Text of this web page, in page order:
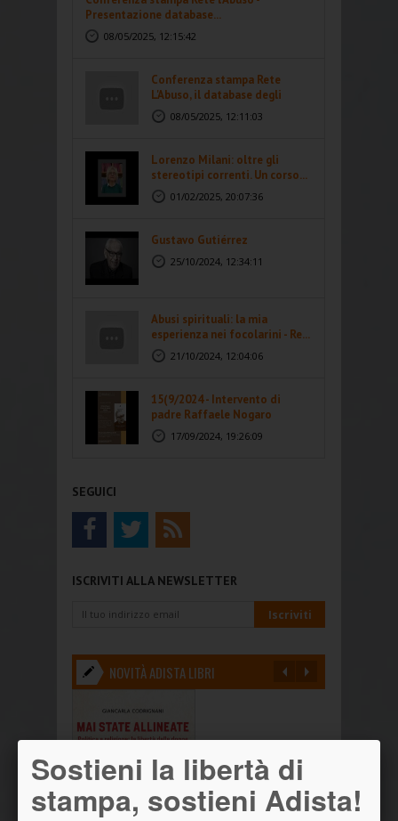
Presentazione database...
08/05/2025, 12:15:42
Conferenza stampa Rete
L'Abuso, il database degli
abusi...08/05/2025, 12:11:03
Lorenzo Milani: oltre gli
stereotipi correnti. Un corso...
01/02/2025, 20:07:36
Gustavo Gutiérrez
25/10/2024, 12:34:11
Abusi spirituali: la mia
esperienza nei focolarini - Re...
21/10/2024, 12:04:06
15(9/2024 - Intervento di
padre Raffaele Nogaro
17/09/2024, 19:26:09
SEGUICI
ISCRIVITI ALLA NEWSLETTER
NOVITÀ ADISTA LIBRI
Sostieni la libertà di
stampa, sostieni Adista!